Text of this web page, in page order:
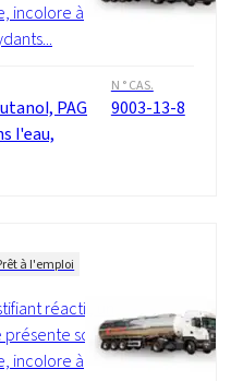
incolore à
PAG
l'eau,
N ° CAS.
9003-13-8
à l'emploi
réactif, un
présente sous
incolore à